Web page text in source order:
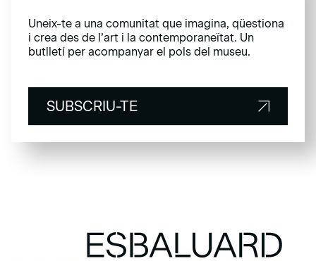
Uneix-te a una comunitat que imagina, qüestiona
i crea des de l’art i la contemporaneïtat. Un
butlletí per acompanyar el pols del museu.
SUBSCRIU-TE
SUBSCRIU-TE